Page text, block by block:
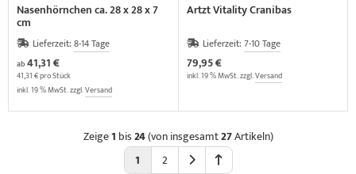
Nasenhörnchen ca. 28 x 28 x 7
cm
Lieferzeit: 8-14 Tage
ab41,31 €
41,31 € pro Stück
inkl. 19 % MwSt. zzgl.Versand
Artzt Vitality Cranibas
Lieferzeit: 7-10 Tage
79,95 €
inkl. 19 % MwSt. zzgl.Versand
Zeige1 bis24(von insgesamt27Artikeln)
1
2